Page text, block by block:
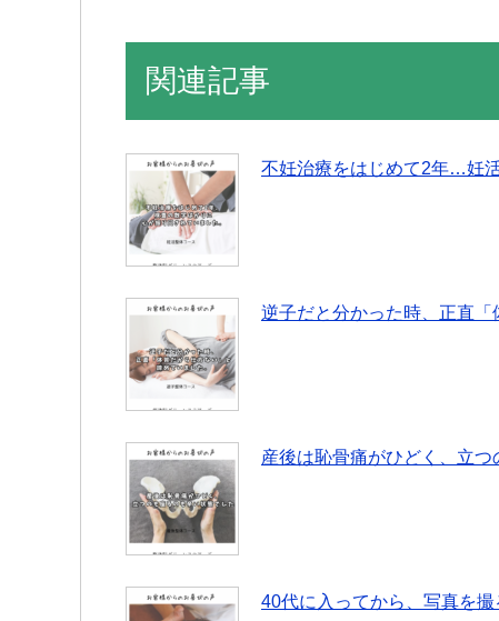
関連記事
不妊治療をはじめて2年…妊
逆子だと分かった時、正直「
産後は恥骨痛がひどく、立
40代に入ってから、写真を